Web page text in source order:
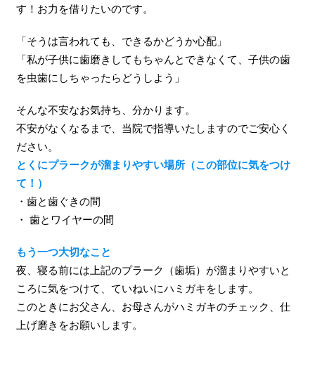
す！お力を借りたいのです。
「そうは言われても、できるかどうか心配」
「私が子供に歯磨きしてもちゃんとできなくて、子供の歯
を虫歯にしちゃったらどうしよう」
そんな不安なお気持ち、分かります。
不安がなくなるまで、当院で指導いたしますのでご安心く
ださい。
とくにプラークが溜まりやすい場所（この部位に気をつけ
て！）
・歯と歯ぐきの間
・ 歯とワイヤーの間
もう一つ大切なこと
夜、寝る前には上記のプラーク（歯垢）が溜まりやすいと
ころに気をつけて、ていねいにハミガキをします。
このときにお父さん、お母さんがハミガキのチェック、仕
上げ磨きをお願いします。